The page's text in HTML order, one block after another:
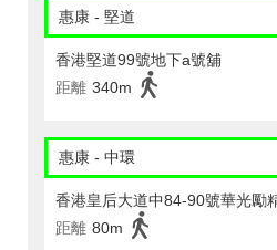
惠康 - 堅道
香港堅道99號地下a號舖
距離 340m
惠康 - 中環
香港皇后大道中84-90號華光勵
距離 80m